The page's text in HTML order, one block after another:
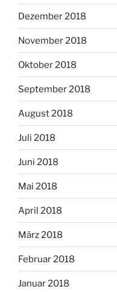
Dezember 2018
November 2018
Oktober 2018
September 2018
August 2018
Juli 2018
Juni 2018
Mai 2018
April 2018
März 2018
Februar 2018
Januar 2018